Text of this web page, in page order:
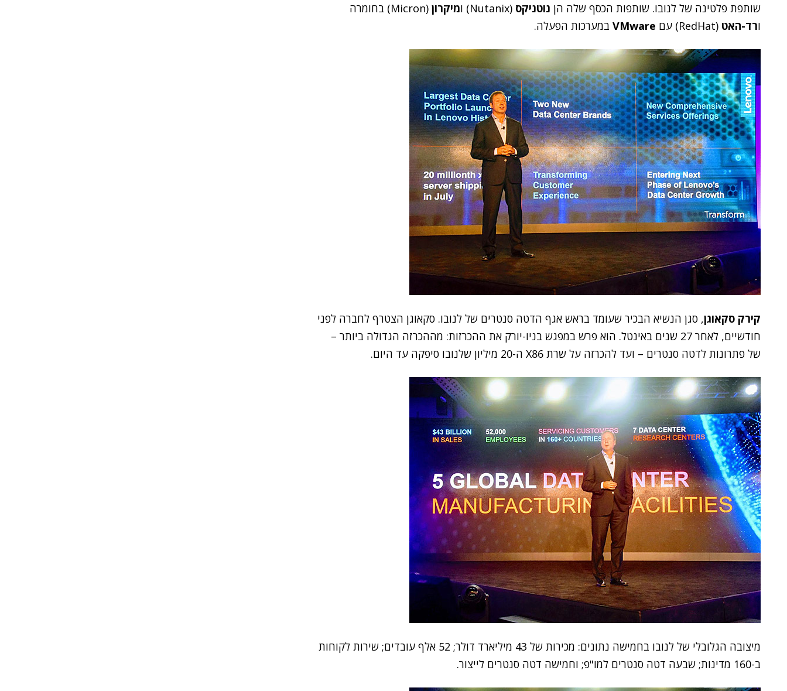
שותפת פלטינה של לנובו. שותפות הכסף שלה הן נוטניקס (Nutanix) ו מיקרון
(Micron) בחומרה
ורד-האט (RedHat) עם VMware במערכות הפעלה.
קירק סקאוגן, סגן הנשיא הבכיר שעומד בראש אגף הדטה סנטרים של לנובו. סקאוגן הצטרף לחברה לפני
חודשיים, לאחר 27 שנים באינטל. הוא פרש במפגש בניו-יורק את ההכרזות: מההכרזה הגדולה ביותר –
של פתרונות לדטה סנטרים – ועד להכרזה על שרת X86 ה-20 מיליון שלנובו סיפקה עד היום.
מיצובה הגלובלי של לנובו בחמישה נתונים: מכירות של 43 מיליארד דולר; 52 אלף עובדים; שירות לקוחות
ב-160 מדינות; שבעה דטה סנטרים למו"פ; וחמישה דטה סנטרים לייצור.